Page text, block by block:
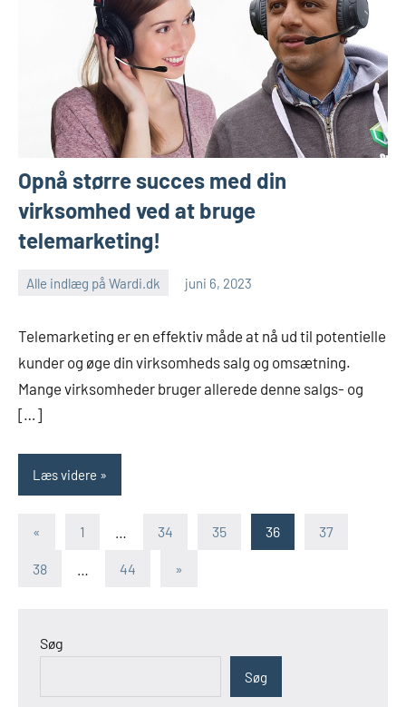
Opnå større succes med din
virksomhed ved at bruge
telemarketing!
Alle indlæg på Wardi.dk juni 6, 2023
Telemarketing er en effektiv måde at nå ud til potentielle
kunder og øge din virksomheds salg og omsætning.
Mange virksomheder bruger allerede denne salgs- og
[…]
Læs videre
Indlægsinddeling
« Forrige1 34 35 36 37
38 44
Næste
»
Søg
Søg